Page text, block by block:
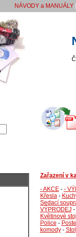
NÁVODY a MANUÁLY|
Zařazení v
- AKCE- -
Křesla-
Sedací
VÝPRODEJ-
Květinové
Police -
komody-